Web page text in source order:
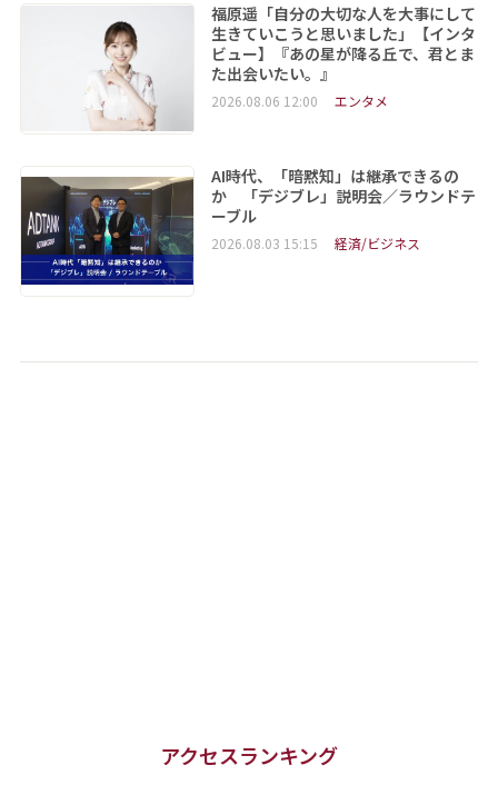
福原遥「自分の大切な人を大事にして
生きていこうと思いました」【インタ
ビュー】『あの星が降る丘で、君とま
た出会いたい。』
2026.08.06 12:00 エンタメ
AI時代、「暗黙知」は継承できるの
か 「デジブレ」説明会／ラウンドテ
ーブル
2026.08.03 15:15 経済/ビジネス
アクセスランキング